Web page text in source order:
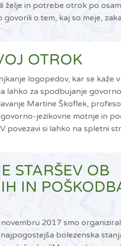
in potrebe otrok po
o tem, kaj so meje,
OTROK
logopedov, kar se kaže
lahko za spodbujanje
Martine Škoflek,
jezikovne motnje in
povezavi si lahko na spletni
STARŠEV OB
IN
2017 smo
bolezenska